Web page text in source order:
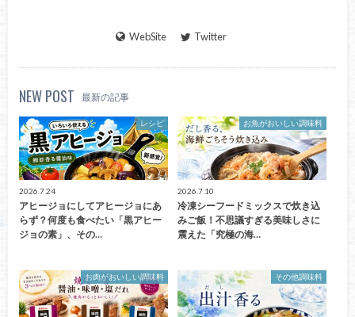
WebSite Twitter
NEW POST 最新の記事
レシピ
2026.7.24
アヒージョにしてアヒージョにあ
らず？何度も食べたい「黒アヒー
ジョの素」、その…
お魚がおいしい調味料
2026.7.10
冷凍シーフードミックスで炊き込
みご飯！不思議すぎる美味しさに
震えた「究極の海…
お肉がおいしい調味料 その他調味料